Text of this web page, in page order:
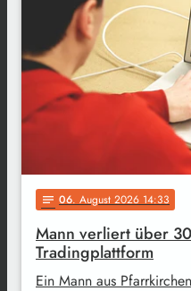
notes 06. August 2026 14:33
Mann verliert über
Tradingplattform
Ein Mann aus